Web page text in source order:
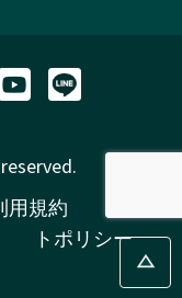
用規約
トポリシー